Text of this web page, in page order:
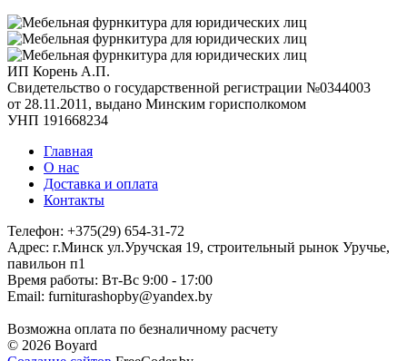
ИП Корень А.П.
Свидетельство о государственной регистрации №0344003
от 28.11.2011, выдано Минским горисполкомом
УНП 191668234
Главная
О нас
Доставка и оплата
Контакты
Телефон: +375(29) 654-31-72
Адрес: г.Минск ул.Уручская 19, строительный рынок Уручье,
павильон п1
Время работы: Вт-Вс 9:00 - 17:00
Email: furniturashopby@yandex.by
Возможна оплата по безналичному расчету
© 2026 Boyard